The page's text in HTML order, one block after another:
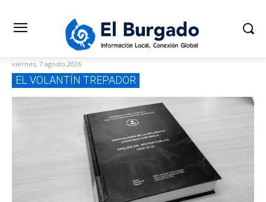
viernes, 7 agosto,2026
EL VOLANTÍN TREPADOR